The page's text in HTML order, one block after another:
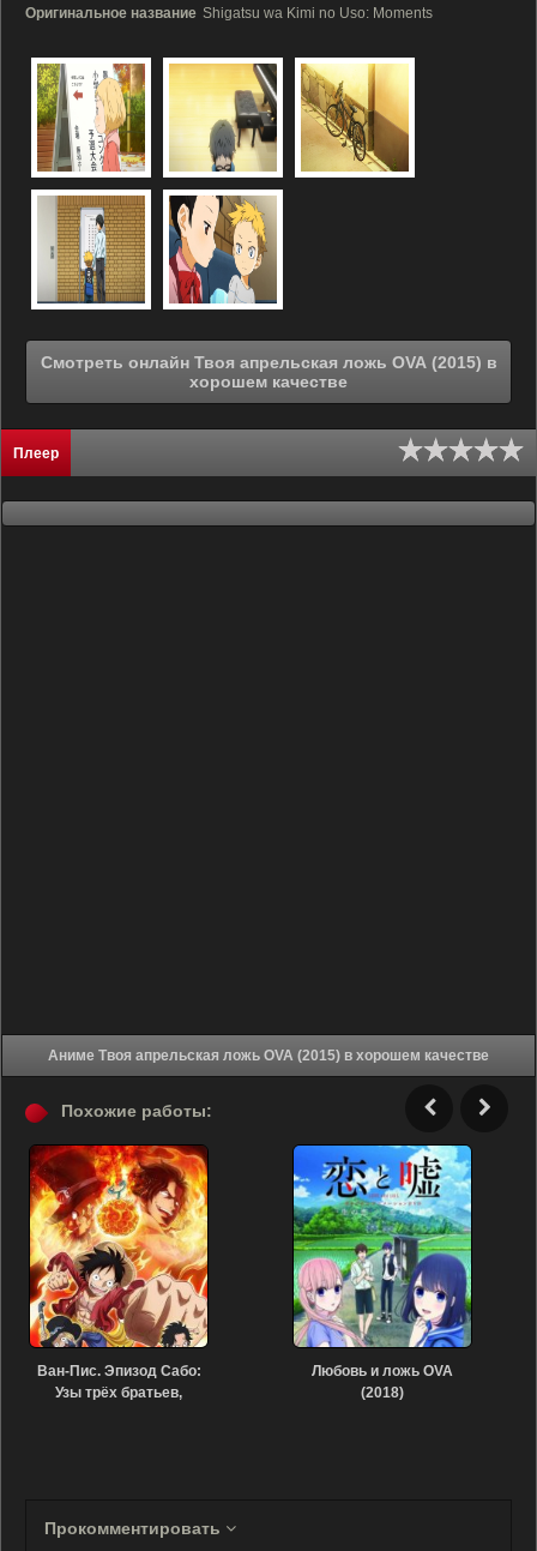
Оригинальное название Shigatsu wa Kimi no Uso: Moments
Смотреть онлайн Твоя апрельская ложь OVA (2015) в
хорошем качестве
Плеер
Аниме Твоя апрельская ложь OVA (2015) в хорошем качестве
Похожие работы:
Ван-Пис. Эпизод Сабо:
Узы трёх братьев,
Любовь и ложь OVA
(2018)
Прокомментировать